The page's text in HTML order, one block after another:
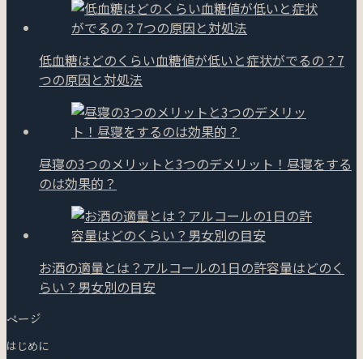
低血糖はどのくらい血糖値が低いと症状がでるの？7
つの原因と対処法
昼寝の3つのメリットと3つのデメリット！昼寝をする
のは効果的？
お酒の適量とは？アルコールの1日の許容量はどのく
らい？男女別の目安
ページ
はじめに